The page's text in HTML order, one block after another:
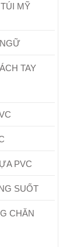
MỸ
TAY
PVC
SUỐT
CHĂN